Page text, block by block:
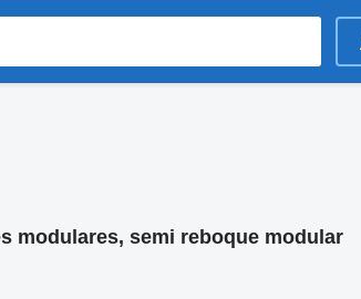
modulares, semi reboque modular